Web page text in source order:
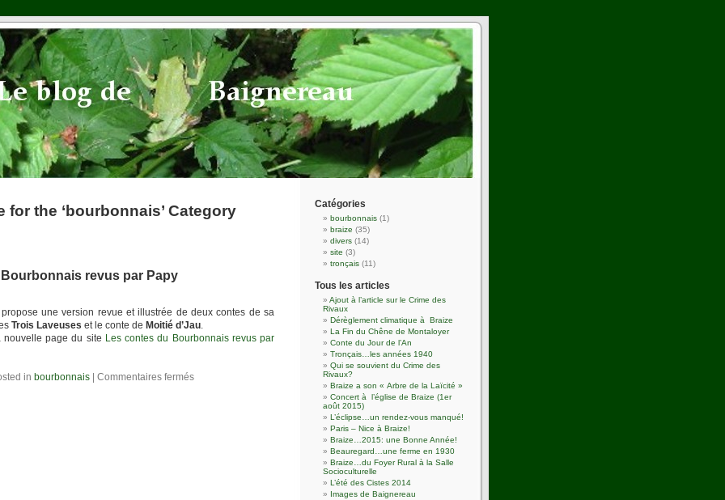
for the ‘bourbonnais’ Category
revus par Papy
une version revue et illustrée de deux contes de sa
Trois Laveuses et le conte de Moitié d’Jau.
nouvelle page du site Les contes du Bourbonnais revus par
in bourbonnais Commentaires fermés
Catégories
bourbonnais (1)
braize (35)
divers (14)
site (3)
tronçais (11)
Tous les articles
Ajout à l’article sur le Crime des
Rivaux
Dérèglement climatique à Braize
La Fin du Chêne de Montaloyer
Conte du Jour de l’An
Tronçais…les années 1940
Qui se souvient du Crime des
Rivaux?
Braize a son « Arbre de la Laïcité »
Concert à l’église de Braize (1er
août 2015)
L’éclipse…un rendez-vous manqué!
Paris – Nice à Braize!
Braize…2015: une Bonne Année!
Beauregard…une ferme en 1930
Braize…du Foyer Rural à la Salle
Socioculturelle
L’été des Cistes 2014
Images de Baignereau